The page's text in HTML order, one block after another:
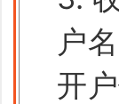
户
开